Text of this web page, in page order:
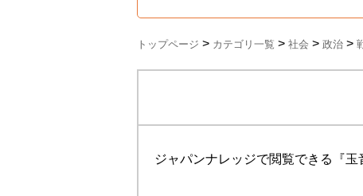
トップページ > カテゴリ一覧 > 社会 > 政治 >
ジャパンナレッジで閲覧できる『玉